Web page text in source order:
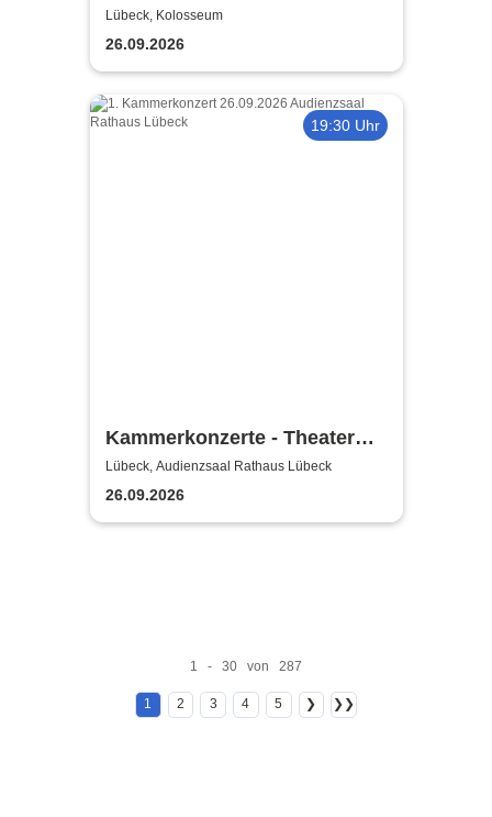
Supershow
Lübeck, Kolosseum
26.09.2026
19:30 Uhr
Kammerkonzerte - Theater
Lübeck
Lübeck, Audienzsaal Rathaus Lübeck
26.09.2026
1 - 30 von 287
1 2 3 4 5 ❯ ❯❯